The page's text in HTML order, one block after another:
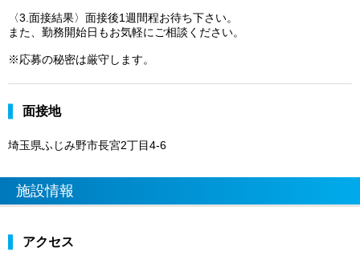
〈3.面接結果〉面接後1週間程お待ち下さい。
また、勤務開始日もお気軽にご相談ください。
※応募の秘密は厳守します。
面接地
埼玉県ふじみ野市長宮2丁目4-6
施設情報
アクセス